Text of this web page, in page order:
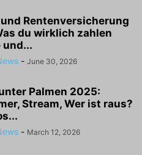
Rentenversicherung
du wirklich zahlen
und...
- June 30, 2026
Palmen 2025:
Stream, Wer ist raus?
- March 12, 2026